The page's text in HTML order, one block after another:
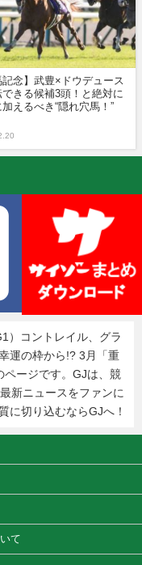
記念】武豊×ドウデュース
できる候補3頭！と絶対に
えるべき“隠れ穴馬！”
）コントレイル、グラ
運の枠から!? 3月「重
ージです。GJは、競
新ニュースをファンに
に切り込むならGJへ！
て